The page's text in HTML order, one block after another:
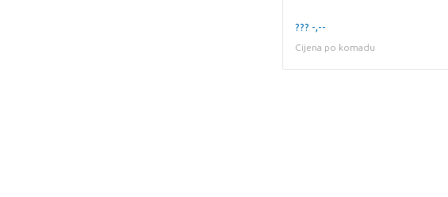
??? -,--
Cijena po komadu